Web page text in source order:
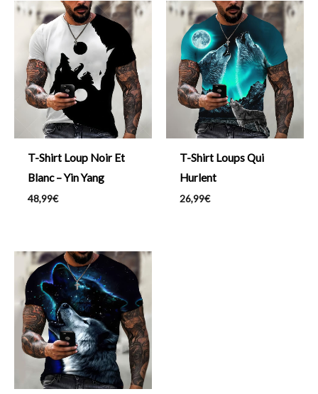
T-Shirt Loup Noir Et
Blanc – Yin Yang
48,99€
T-Shirt Loups Qui
Hurlent
26,99€